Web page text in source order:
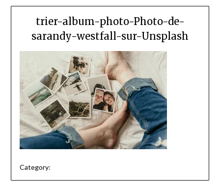
trier-album-photo-Photo-de-
sarandy-westfall-sur-Unsplash
Category: